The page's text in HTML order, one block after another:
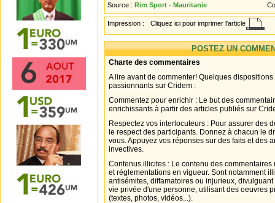
Source : Rim Sport - Mauritanie
Impression : Cliquez ici pour imprimer l'article
POSTEZ UN
Charte des commentaires
A lire avant de commenter! Quelques
passionnants sur Cridem :
Commentez pour enrichir : Le but des
enrichissants à partir des articles publiés sur
Respectez vos interlocuteurs : Pour assurer des
le respect des participants. Donnez à chacun le
vous. Appuyez vos réponses sur des faits et des
invectives.
Contenus illicites : Le contenu des
et réglementations en vigueur. Sont notamment
antisémites, diffamatoires ou injurieux,
vie privée d'une personne, utilisant des oeuvres
(textes, photos, vidéos...).